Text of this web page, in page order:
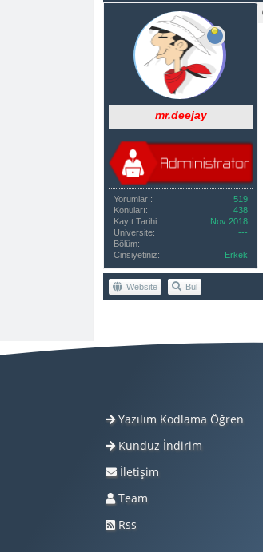
mr.deejay
Yorumları:
519
Konuları:
438
Kayıt Tarihi:
Nov 2018
Üniversite:
---
Bölüm:
---
Cinsiyetiniz:
Erkek
Website Bul
Yazılım Kodlama Öğren
Kunduz İndirim
İletişim
Team
Rss